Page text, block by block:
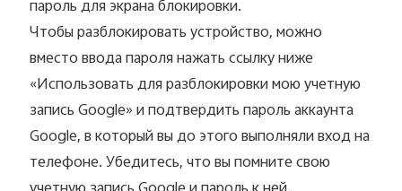
пароль для экрана блокировки.
Чтобы разблокировать устройство, можно
вместо ввода пароля нажать ссылку ниже
«Использовать для разблокировки мою учетную
запись Google» и подтвердить пароль аккаунта
Google, в который вы до этого выполняли вход на
телефоне. Убедитесь, что вы помните свою